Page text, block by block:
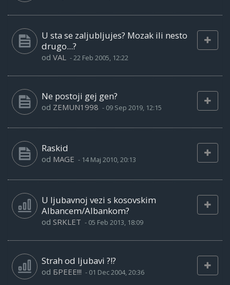
U sta se zaljubljujes? Mozak ili nesto
drugo...?
od VAL -22 Feb 2005, 12:22
Ne postoji gej gen?
od ZEMUN1998 - 09 Sep 2019, 12:15
Raskid
od MAGE - 14 Maj 2010, 20:13
U ljubavnoj vezi s kosovskim
Albancem/Albankom?
od SRKLET - 05 Feb 2013, 18:09
Strah od ljubavi ?!?
od БРЕЕЕ!!! - 01 Dec 2004, 20:36